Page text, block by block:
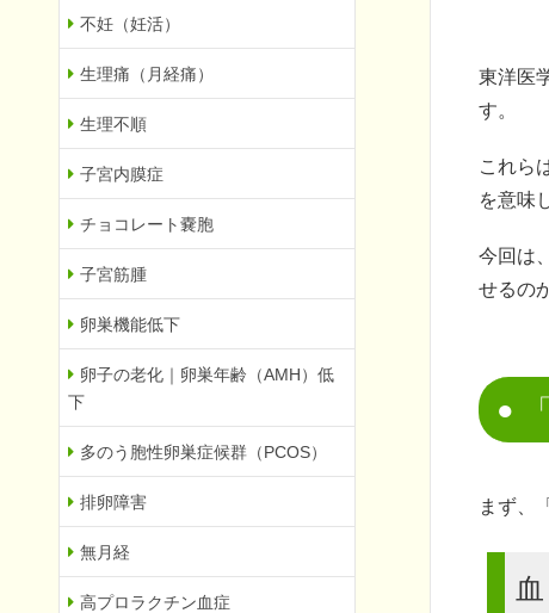
東洋医
す。
これら
を意味
今回は
せるの
まず、
不妊（妊活）
生理痛（月経痛）
生理不順
子宮内膜症
チョコレート嚢胞
子宮筋腫
卵巣機能低下
卵子の老化｜卵巣年齢（AMH）低
下
多のう胞性卵巣症候群（PCOS）
排卵障害
無月経
高プロラクチン血症